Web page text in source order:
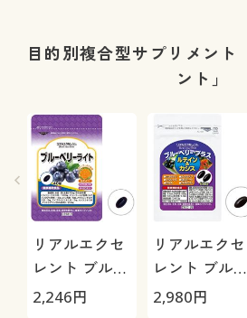
目的別複合型サプリメント
ント」
リアルエクセ
レント ブルー
ベリーライト
2,246円
リアルエクセ
レント ブルー
ベリープラス
2,980円